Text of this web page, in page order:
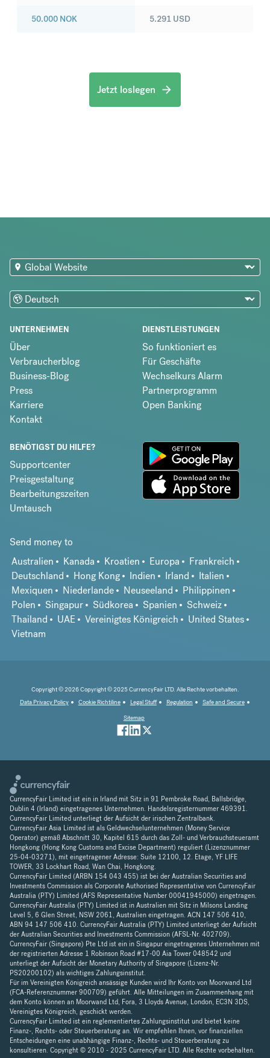
50.000 NOK 5.291 USD
Jetzt loslegen
UNTERNEHMEN
Über
Verbraucherblog
Business-Blog
Press
Karriere
Kontakt
DIENSTLEISTUNGEN
So funktioniert es
Für Geschäfte
Wechselkurs Alarm
Partnerprogramm
Open Banking
BENÖTIGST DU HILFE?
Supportcenter
Preisgestaltung
Bearbeitungszeiten
Umtausch
Send money to
Australien
Kanada Kroatien Europa
Frankreich
Deutschland
Hong Kong Indien Irland
Italien
Mexiquen
Niederlande Neuseeland
Philippinen
Polen
Singapur Südkorea Spanien
Schweiz
Thailand
UAE Vereinigtes Königreich
United States
Vietnam
Copyright © 2026 Copyright © 2025 CurrencyFair LTD. Alle Rechte vorbehalten.
Data Privacy Policy
Cookie Richtiline Legal Stuff Regulation
Safe and Secure
Sitemap
CurrencyFair Limited ist ein in Irland mit Sitz in 91 Pembroke Road, Ballsbridge,
Dublin 4 (Irland) eingetragenes Unternehmen. Handelsregisternummer 469391.
CurrencyFair Limited unterliegt der Aufsicht der irischen Zentralbank.
CurrencyFair Asia Limited ist als Geldwechselunternehmen (Money Service
Operator) gemäß Abschnitt 30, Kapitel 615 durch das Zoll- und Verbrauchsteueramt
Hongkong (Hong Kong Customs and Excise Department) reguliert (Lizenznummer
25-04-03271), mit eingetragener Adresse: Suite 12100, 12. Etage, YF LIFE
TOWER, 33 Lockhart Road, Wan Chai, Hongkong.
CurrencyFair Limited (ARBN 154 043 455) ist bei der Australian Securities and
Investments Commission als Corporate Authorised Representative von CurrencyFair
Australia (PTY) Limited (AFS Representative Number 00041945000) eingetragen.
CurrencyFair Australia (PTY) Limited ist in Australien mit Sitz in Milsons Landing
Level 5, 6 Glen Street, NSW 2061, Australien eingetragen. ACN 147 506 410,
ABN 94 147 506 410. CurrencyFair Australia (PTY) Limited unterliegt der Aufsicht
der Australian Securities and Investments Commission (AFSL-Nr. 402709).
CurrencyFair (Singapore) Pte Ltd ist ein in Singapur eingetragenes Unternehmen mit
der registrierten Adresse 1 Robinson Road #17-00 Aia Tower 048542 und
unterliegt der Aufsicht der Monetary Authority of Singapore (Lizenz-Nr.
PS20200102) als wichtiges Zahlungsinstitut.
Für im Vereinigten Königreich ansässige Kunden wird Ihr Konto von Moorwand Ltd
(FCA-Referenznummer 900709) geführt. Alle Mitteilungen im Zusammenhang mit
dem Konto können an Moorwand Ltd, Fora, 3 Lloyds Avenue, London, EC3N 3DS,
Vereinigtes Königreich, geschickt werden.
CurrencyFair Limited ist ein reglementiertes Zahlungsinstitut und bietet keine
Finanz-, Rechts- oder Steuerberatung an. Wir empfehlen Ihnen, vor finanziellen
Entscheidungen eine unabhängige Finanz-, Rechts- und Steuerberatung zu
konsultieren. Copyright © 2010 - 2025 CurrencyFair LTD. Alle Rechte vorbehalten.